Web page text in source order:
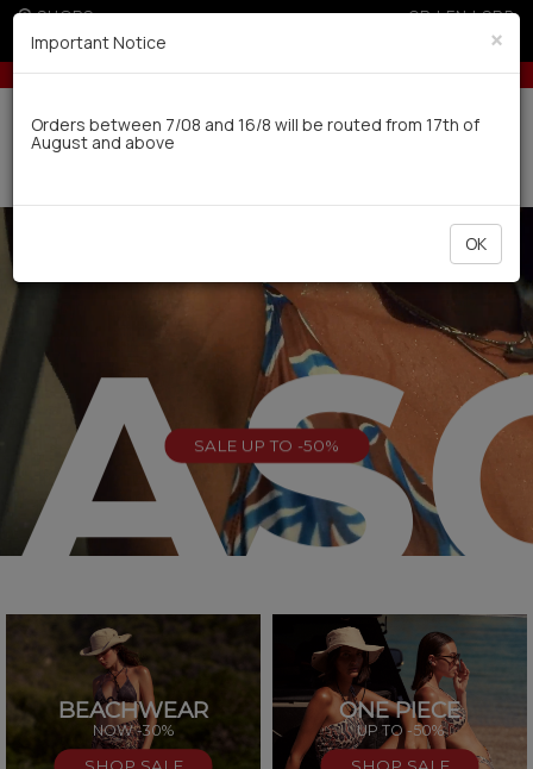
SHOPS GR|EN|SRB
5% off for orders over 250€ for EU & 300€ for non EU
over 100€
Delivery in 7-9 working days via UPS
SALE UP TO -50%
BEACHWEAR
NOW -30%
ONE PIECE
UP TO -50%
×
Important Notice
Orders between 7/08 and 16/8 will be routed from 17th of
August and above
OK